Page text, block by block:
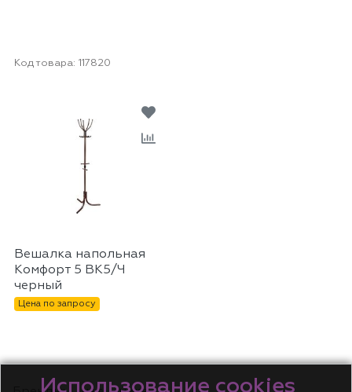
Код товара: 117820
Вешалка напольная
Комфорт 5 ВК5/Ч
черный
Цена по запросу
Использование cookies